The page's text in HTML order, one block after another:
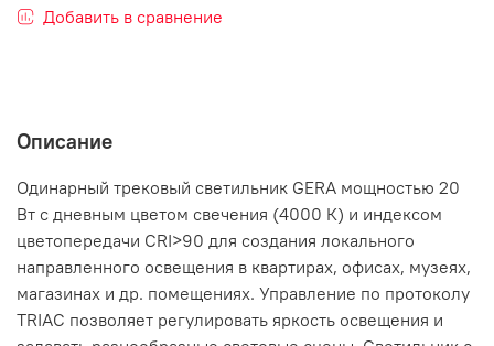
Добавить в сравнение
Описание
Одинарный трековый светильник GERA мощностью 20
Вт с дневным цветом свечения (4000 К) и индексом
цветопередачи CRI>90 для создания локального
направленного освещения в квартирах, офисах, музеях,
магазинах и др. помещениях. Управление по протоколу
TRIAC позволяет регулировать яркость освещения и